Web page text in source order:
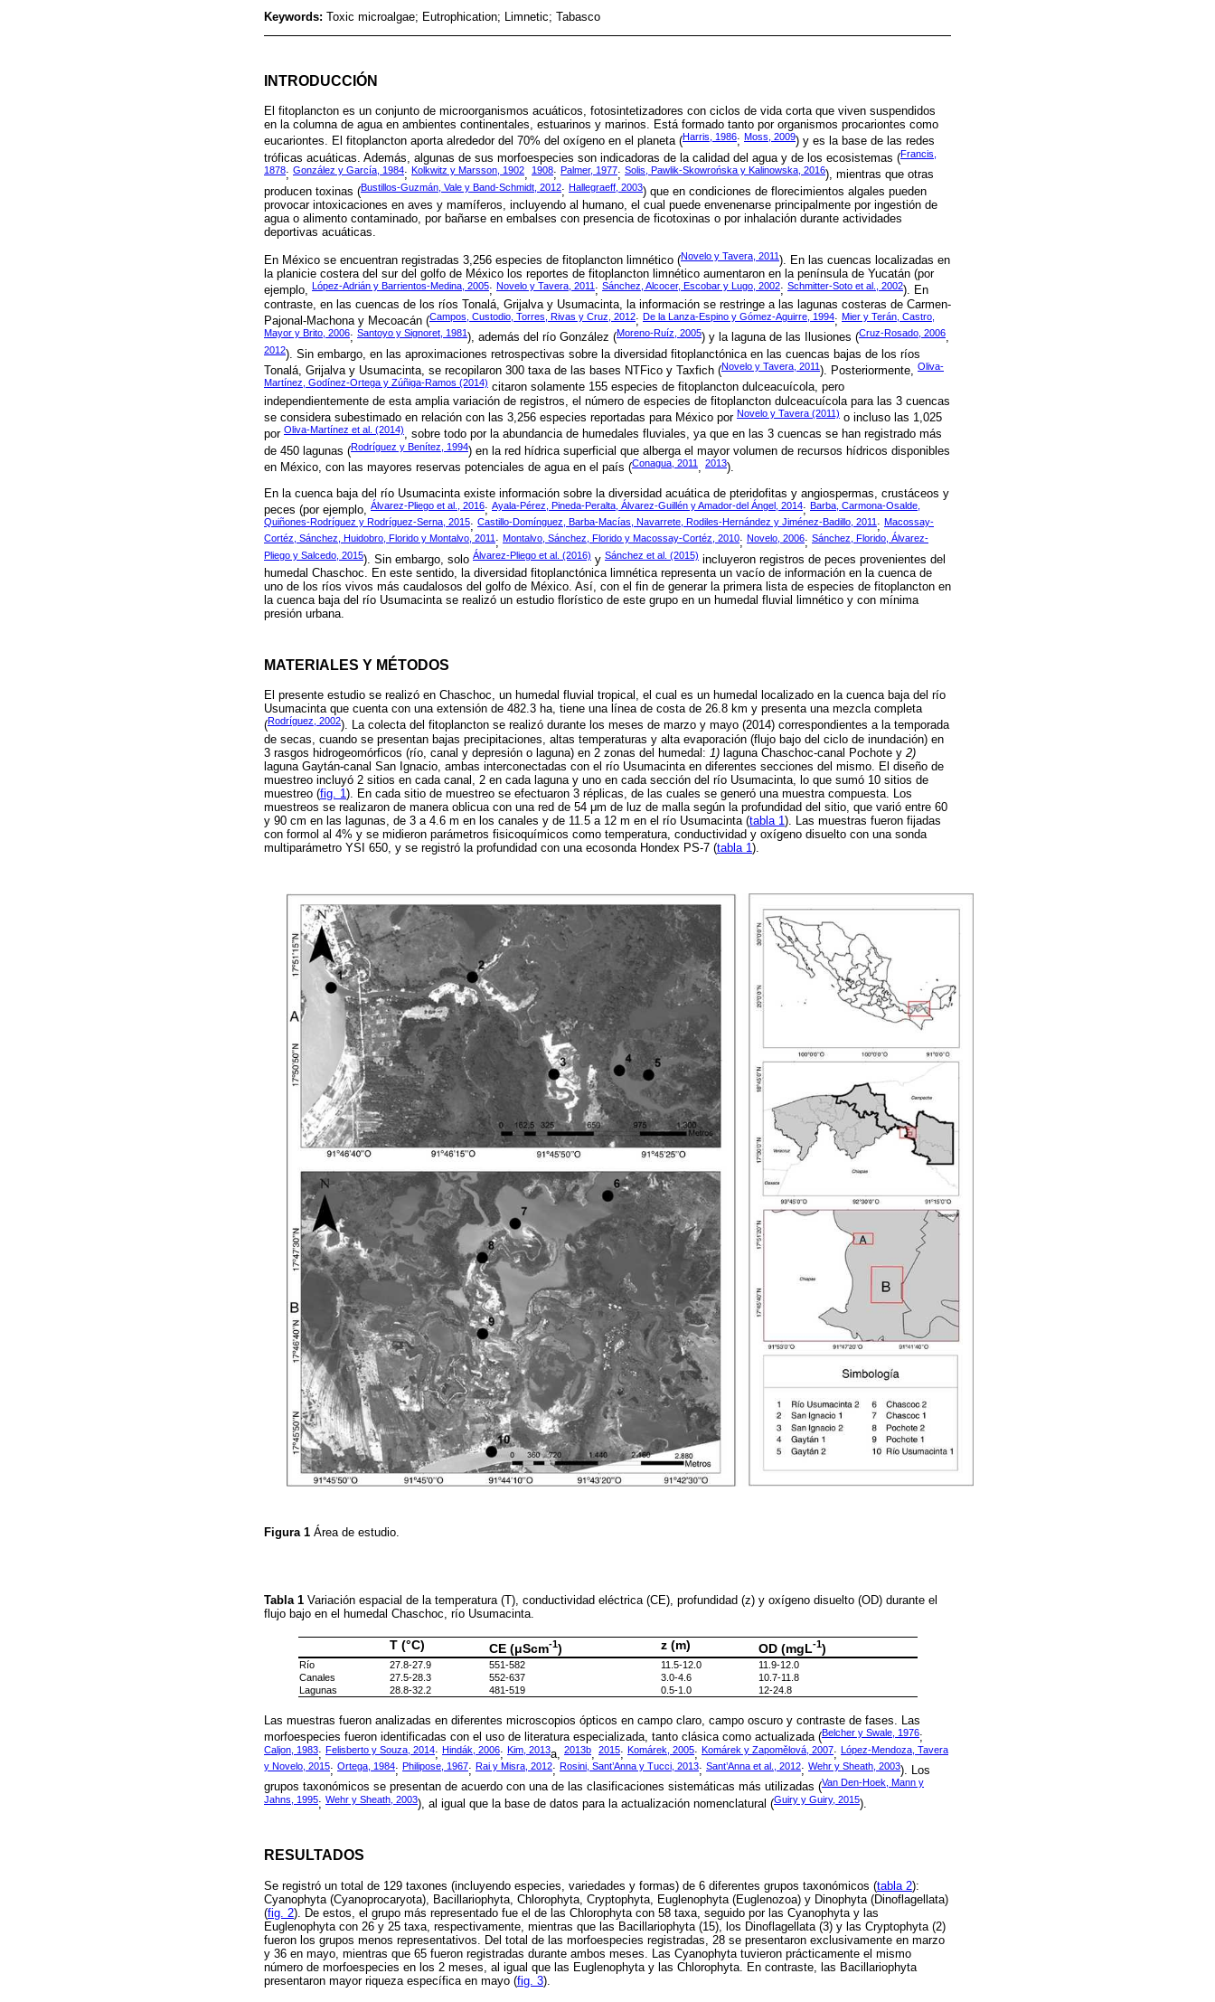
Keywords: Toxic microalgae; Eutrophication; Limnetic; Tabasco
INTRODUCCIÓN
El fitoplancton es un conjunto de microorganismos acuáticos, fotosintetizadores con ciclos de vida corta que viven suspendidos
en la columna de agua en ambientes continentales, estuarinos y marinos. Está formado tanto por organismos procariontes como
eucariontes. El fitoplancton aporta alrededor del 70% del oxígeno en el planeta (Harris, 1986; Moss, 2009) y es la base de las redes
tróficas acuáticas. Además, algunas de sus morfoespecies son indicadoras de la calidad del agua y de los ecosistemas (Francis,
1878; González y García, 1984; Kolkwitz y Marsson, 1902, 1908; Palmer, 1977; Solis, Pawlik-Skowrońska y Kalinowska, 2016), mientras que otras
producen toxinas (Bustillos-Guzmán, Vale y Band-Schmidt, 2012; Hallegraeff, 2003) que en condiciones de florecimientos algales pueden
provocar intoxicaciones en aves y mamíferos, incluyendo al humano, el cual puede envenenarse principalmente por ingestión de
agua o alimento contaminado, por bañarse en embalses con presencia de ficotoxinas o por inhalación durante actividades
deportivas acuáticas.
En México se encuentran registradas 3,256 especies de fitoplancton limnético (Novelo y Tavera, 2011). En las cuencas localizadas en
la planicie costera del sur del golfo de México los reportes de fitoplancton limnético aumentaron en la península de Yucatán (por
ejemplo, López-Adrián y Barrientos-Medina, 2005; Novelo y Tavera, 2011; Sánchez, Alcocer, Escobar y Lugo, 2002; Schmitter-Soto et al., 2002). En
contraste, en las cuencas de los ríos Tonalá, Grijalva y Usumacinta, la información se restringe a las lagunas costeras de Carmen-
Pajonal-Machona y Mecoacán (Campos, Custodio, Torres, Rivas y Cruz, 2012; De la Lanza-Espino y Gómez-Aguirre, 1994; Mier y Terán, Castro,
Mayor y Brito, 2006; Santoyo y Signoret, 1981 ), además del río González (Moreno-Ruíz, 2005) y la laguna de las Ilusiones (Cruz-Rosado, 2006,
2012). Sin embargo, en las aproximaciones retrospectivas sobre la diversidad fitoplanctónica en las cuencas bajas de los ríos
Tonalá, Grijalva y Usumacinta, se recopilaron 300 taxa de las bases NTFico y Taxfich (Novelo y Tavera, 2011). Posteriormente, Oliva-
Martínez, Godínez-Ortega y Zúñiga-Ramos (2014) citaron solamente 155 especies de fitoplancton dulceacuícola, pero
independientemente de esta amplia variación de registros, el número de especies de fitoplancton dulceacuícola para las 3 cuencas
se considera subestimado en relación con las 3,256 especies reportadas para México por Novelo y Tavera (2011) o incluso las 1,025
por Oliva-Martínez et al. (2014), sobre todo por la abundancia de humedales fluviales, ya que en las 3 cuencas se han registrado más
de 450 lagunas (Rodríguez y Benítez, 1994) en la red hídrica superficial que alberga el mayor volumen de recursos hídricos disponibles
en México, con las mayores reservas potenciales de agua en el país (Conagua, 2011 , 2013).
En la cuenca baja del río Usumacinta existe información sobre la diversidad acuática de pteridofitas y angiospermas, crustáceos y
peces (por ejemplo,
Álvarez-Pliego et al., 2016; Ayala-Pérez, Pineda-Peralta, Álvarez-Guillén y Amador-del Ángel, 2014; Barba, Carmona-Osalde,
Quiñones-Rodríguez y Rodríguez-Serna, 2015; Castillo-Domínguez, Barba-Macías, Navarrete, Rodiles-Hernández y Jiménez-Badillo, 2011 ; Macossay-
Cortéz, Sánchez, Huidobro, Florido y Montalvo, 2011 ; Montalvo, Sánchez, Florido y Macossay-Cortéz, 2010; Novelo, 2006; Sánchez, Florido, Álvarez-
Pliego y Salcedo, 2015). Sin embargo, solo Álvarez-Pliego et al. (2016) y Sánchez et al. (2015) incluyeron registros de peces provenientes del
humedal Chaschoc. En este sentido, la diversidad fitoplanctónica limnética representa un vacío de información en la cuenca de
uno de los ríos vivos más caudalosos del golfo de México. Así, con el fin de generar la primera lista de especies de fitoplancton en
la cuenca baja del río Usumacinta se realizó un estudio florístico de este grupo en un humedal fluvial limnético y con mínima
presión urbana.
MATERIALES Y MÉTODOS
El presente estudio se realizó en Chaschoc, un humedal fluvial tropical, el cual es un humedal localizado en la cuenca baja del río
Usumacinta que cuenta con una extensión de 482.3 ha, tiene una línea de costa de 26.8 km y presenta una mezcla completa
(Rodríguez, 2002). La colecta del fitoplancton se realizó durante los meses de marzo y mayo (2014) correspondientes a la temporada
de secas, cuando se presentan bajas precipitaciones, altas temperaturas y alta evaporación (flujo bajo del ciclo de inundación) en
3 rasgos hidrogeomórficos (río, canal y depresión o laguna) en 2 zonas del humedal: 1) laguna Chaschoc-canal Pochote y 2)
laguna Gaytán-canal San Ignacio, ambas interconectadas con el río Usumacinta en diferentes secciones del mismo. El diseño de
muestreo incluyó 2 sitios en cada canal, 2 en cada laguna y uno en cada sección del río Usumacinta, lo que sumó 10 sitios de
muestreo (fig. 1 ). En cada sitio de muestreo se efectuaron 3 réplicas, de las cuales se generó una muestra compuesta. Los
muestreos se realizaron de manera oblicua con una red de 54 μm de luz de malla según la profundidad del sitio, que varió entre 60
y 90 cm en las lagunas, de 3 a 4.6 m en los canales y de 11.5 a 12 m en el río Usumacinta (tabla 1 ). Las muestras fueron fijadas
con formol al 4% y se midieron parámetros fisicoquímicos como temperatura, conductividad y oxígeno disuelto con una sonda
multiparámetro YSI 650, y se registró la profundidad con una ecosonda Hondex PS-7 (tabla 1 ).
Figura 1 Área de estudio.
Tabla 1 Variación espacial de la temperatura (T), conductividad eléctrica (CE), profundidad (z) y oxígeno disuelto (OD) durante el
flujo bajo en el humedal Chaschoc, río Usumacinta.
T (°C) CE (μScm-1) z (m) OD (mgL-1)
Río 27.8-27.9 551-582 11.5-12.0
11.9-12.0
Canales
27.5-28.3 552-637 3.0-4.6
10.7-11.8
Lagunas
28.8-32.2 481-519 0.5-1.0 12-24.8
Las muestras fueron analizadas en diferentes microscopios ópticos en campo claro, campo oscuro y contraste de fases. Las
morfoespecies fueron identificadas con el uso de literatura especializada, tanto clásica como actualizada (Belcher y Swale, 1976;
Caljon, 1983; Felisberto y Souza, 2014; Hindák, 2006; Kim, 2013a, 2013b, 2015; Komárek, 2005; Komárek y Zapomělová, 2007; López-Mendoza, Tavera
y Novelo, 2015; Ortega, 1984; Philipose, 1967; Rai y Misra, 2012; Rosini, Sant’Anna y Tucci, 2013; Sant’Anna et al., 2012; Wehr y Sheath, 2003). Los
grupos taxonómicos se presentan de acuerdo con una de las clasificaciones sistemáticas más utilizadas (Van Den-Hoek, Mann y
Jahns, 1995; Wehr y Sheath, 2003), al igual que la base de datos para la actualización nomenclatural (Guiry y Guiry, 2015).
RESULTADOS
Se registró un total de 129 taxones (incluyendo especies, variedades y formas) de 6 diferentes grupos taxonómicos (tabla 2):
Cyanophyta (Cyanoprocaryota), Bacillariophyta, Chlorophyta, Cryptophyta, Euglenophyta (Euglenozoa) y Dinophyta (Dinoflagellata)
(fig. 2). De estos, el grupo más representado fue el de las Chlorophyta con 58 taxa, seguido por las Cyanophyta y las
Euglenophyta con 26 y 25 taxa, respectivamente, mientras que las Bacillariophyta (15), los Dinoflagellata (3) y las Cryptophyta (2)
fueron los grupos menos representativos. Del total de las morfoespecies registradas, 28 se presentaron exclusivamente en marzo
y 36 en mayo, mientras que 65 fueron registradas durante ambos meses. Las Cyanophyta tuvieron prácticamente el mismo
número de morfoespecies en los 2 meses, al igual que las Euglenophyta y las Chlorophyta. En contraste, las Bacillariophyta
presentaron mayor riqueza específica en mayo (fig. 3).